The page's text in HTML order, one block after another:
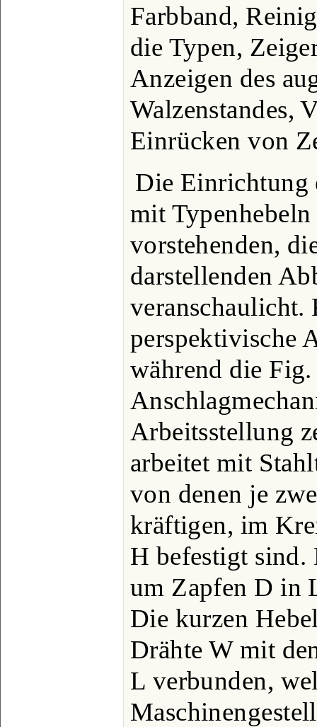
Farbband,
die Typen,
Anzeigen des
Walzenstandes,
Einrücken von
Die Einrichtung
mit
vorstehenden,
darstellenden
veranschaulicht.
perspektivische
während die
Arbeitsstellung
arbeitet mit
von denen je
kräftigen, im
H befestigt sind.
um Zapfen D in
Die kurzen
Drähte W mit
L verbunden,